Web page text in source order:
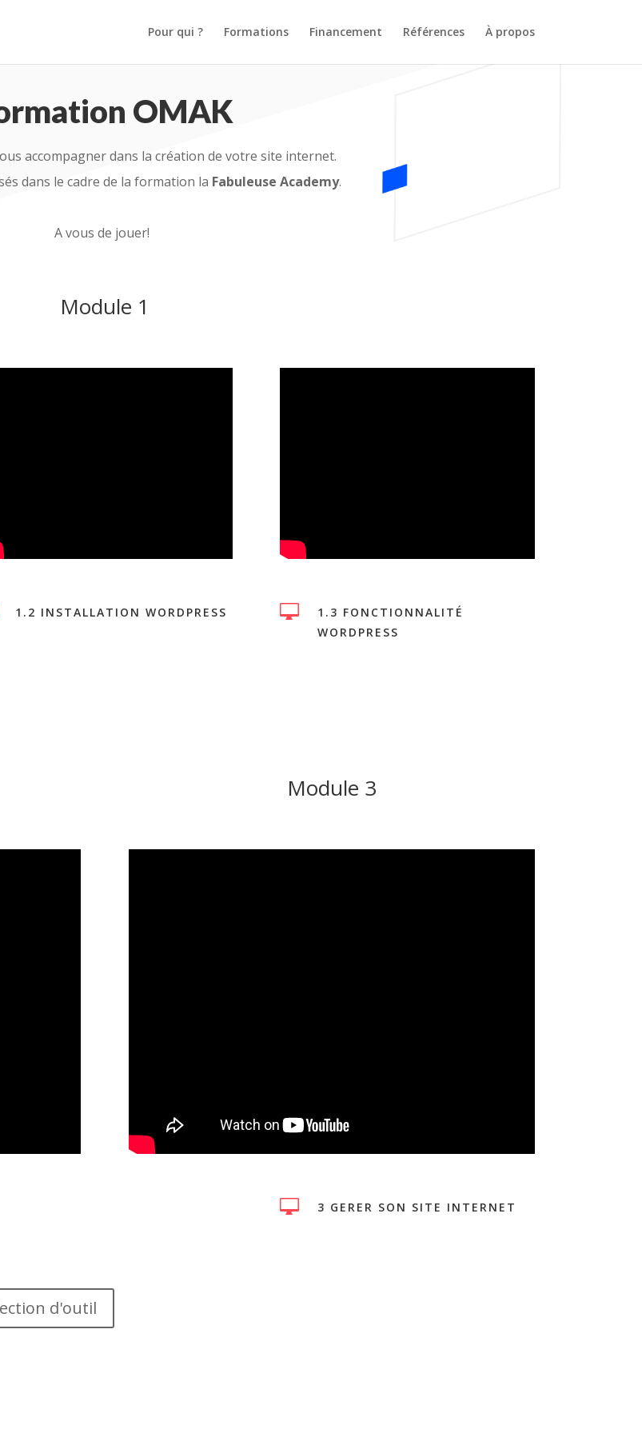
Pour qui ? Formations Financement Références À propos
OMAK
accompagner dans la création de votre site internet.
dans le cadre de la formation la Fabuleuse Academy.
A vous de jouer!
Module 1
1.2 INSTALLATION WORDPRESS 
1.3 FONCTIONNALITÉ
WORDPRESS
Module 3
 3 GERER SON SITE INTERNET
d'outil